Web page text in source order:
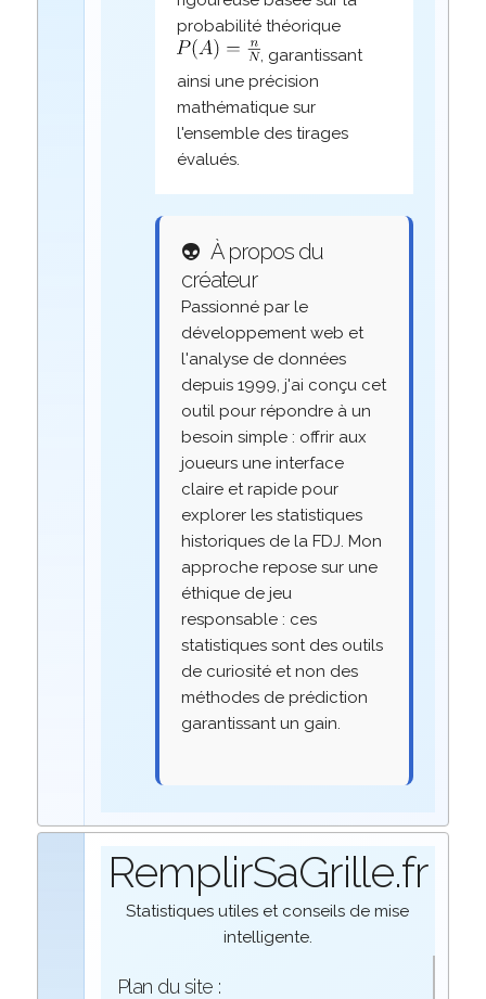
probabilité théorique
, garantissant
ainsi une précision
mathématique sur
l'ensemble des tirages
évalués.
👽 À propos du
créateur
Passionné par le
développement web et
l'analyse de données
depuis 1999, j'ai conçu cet
outil pour répondre à un
besoin simple : offrir aux
joueurs une interface
claire et rapide pour
explorer les statistiques
historiques de la FDJ. Mon
approche repose sur une
éthique de jeu
responsable : ces
statistiques sont des outils
de curiosité et non des
méthodes de prédiction
garantissant un gain.
RemplirSaGrille.fr
Statistiques utiles et conseils de mise
intelligente.
Plan du site :